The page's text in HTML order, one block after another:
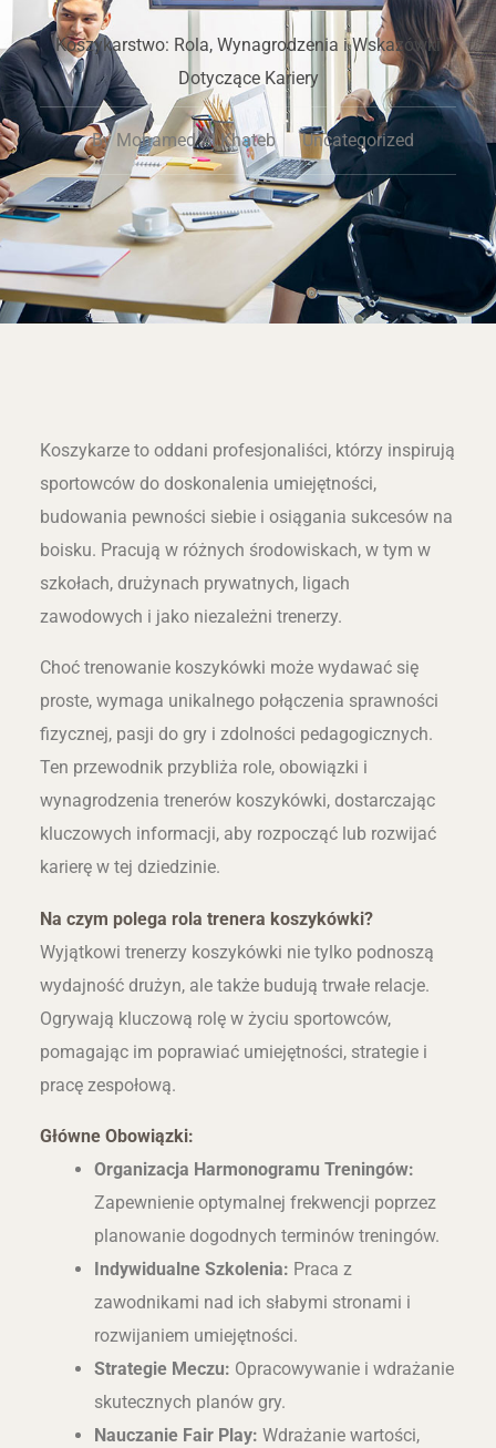
Koszykarstwo: Rola, Wynagrodzenia i Wskazówki
Dotyczące Kariery
ByMohamed Al Khateb Uncategorized
Koszykarze to oddani profesjonaliści, którzy inspirują
sportowców do doskonalenia umiejętności,
budowania pewności siebie i osiągania sukcesów na
boisku. Pracują w różnych środowiskach, w tym w
szkołach, drużynach prywatnych, ligach
zawodowych i jako niezależni trenerzy.
Choć trenowanie koszykówki może wydawać się
proste, wymaga unikalnego połączenia sprawności
fizycznej, pasji do gry i zdolności pedagogicznych.
Ten przewodnik przybliża role, obowiązki i
wynagrodzenia trenerów koszykówki, dostarczając
kluczowych informacji, aby rozpocząć lub rozwijać
karierę w tej dziedzinie.
Na czym polega rola trenera koszykówki?
Wyjątkowi trenerzy koszykówki nie tylko podnoszą
wydajność drużyn, ale także budują trwałe relacje.
Ogrywają kluczową rolę w życiu sportowców,
pomagając im poprawiać umiejętności, strategie i
pracę zespołową.
Główne Obowiązki:
Organizacja Harmonogramu Treningów:
Zapewnienie optymalnej frekwencji poprzez
planowanie dogodnych terminów treningów.
Indywidualne Szkolenia: Praca z
zawodnikami nad ich słabymi stronami i
rozwijaniem umiejętności.
Strategie Meczu: Opracowywanie i wdrażanie
skutecznych planów gry.
Nauczanie Fair Play: Wdrażanie wartości,